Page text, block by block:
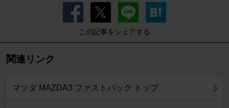
この記事をシェアする
関連リンク
マツダ MAZDA3 ファストバック トップ